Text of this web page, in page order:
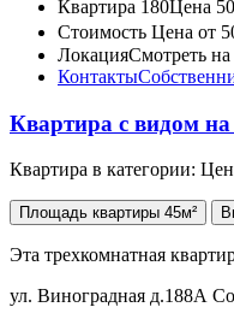
Квартира 180Цена
Стоимость Цена от
ЛокацияСмотреть на
Контакты
Квартира с видом
Квартира в категории:
Площадь квартиры 45м²
Эта трехкомнатная
ул. Виноградная д.188А